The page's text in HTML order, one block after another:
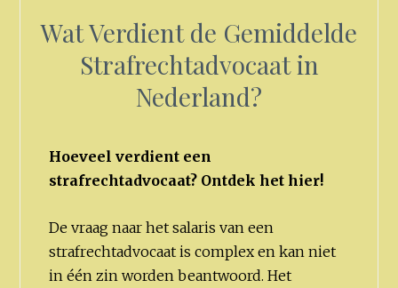
Wat Verdient de Gemiddelde
Strafrechtadvocaat in
Nederland?
Hoeveel verdient een
strafrechtadvocaat? Ontdek het hier!
De vraag naar het salaris van een
strafrechtadvocaat is complex en kan niet
in één zin worden beantwoord. Het